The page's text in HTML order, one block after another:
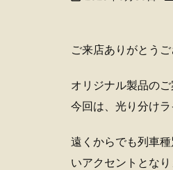
ご来店ありがとうご
オリジナル製品のご
今回は、光り分けラ
遠くからでも列車
いアクセントとなり